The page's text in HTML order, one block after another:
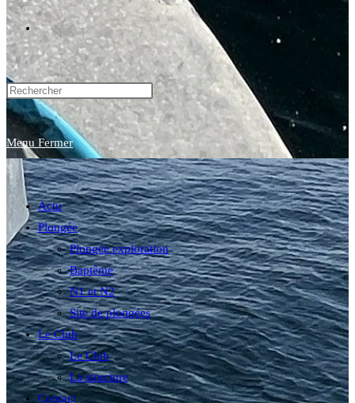
Toggle
website
search
Menu Fermer
Actu
Plongée
Plongée exploration
Baptême
N1 et N2
Site de plongées
Le Club
Le Club
La structure
Contact